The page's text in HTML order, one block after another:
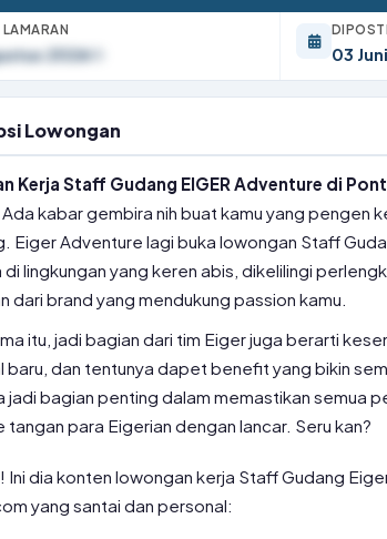
2026 03
Lowongan
Kerja Staff Gudang EIGER Adventure di
kabar gembira nih buat kamu yang pengen
Eiger Adventure lagi buka lowongan Staff
di lingkungan yang keren abis, dikelilingi
dari brand yang mendukung passion kamu.
itu, jadi bagian dari tim Eiger juga berarti
baru, dan tentunya dapet benefit yang bikin
jadi bagian penting dalam memastikan semua
tangan para Eigerian dengan lancar. Seru kan?
Ini dia konten lowongan kerja Staff Gudang
yang santai dan personal: